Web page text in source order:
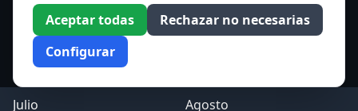
Aceptar todas
Rechazar no necesarias
Configurar
Enero
Febrero
Marzo
Abril
Mayo
Julio
Agosto